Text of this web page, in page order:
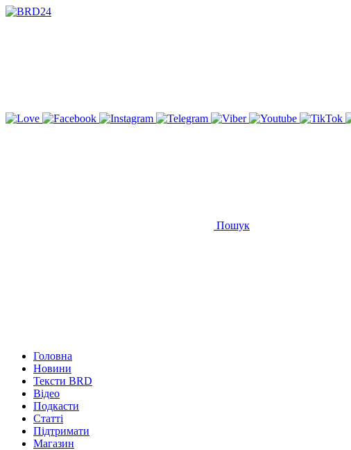
Пошук
Головна
Новини
Тексти BRD
Відео
Подкасти
Статті
Підтримати
Магазин